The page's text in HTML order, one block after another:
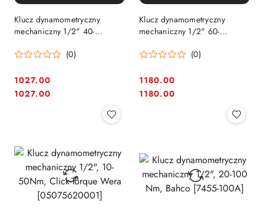
Klucz dynamometryczny
mechaniczny 1/2" 40-
[05075622001](0)
Cena:
1027.00
Cena:
1027.00
Klucz dynamometryczny
mechaniczny 1/2" 60-
[05075623001](0)
Cena:
1180.00
Cena:
1180.00